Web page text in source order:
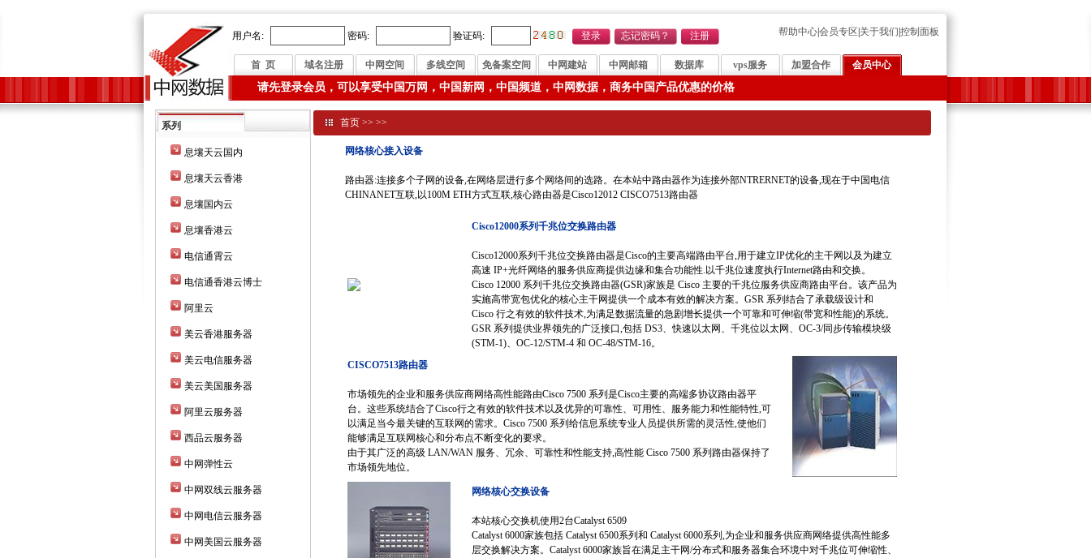
用户名: 密码: 验证码: 帮助中心|会员专区 关于我们 控制面板
首 页 域名注册 中网空间 多线空间 免备案空间 中网建站 中网邮箱 数据库 vps服务 加盟合作 会员中心
请先登录会员，可以享受中国万网，中国新网，中国频道，中网数据，商务中国产品优惠的价格
系列
息壤天云国内
息壤天云香港
息壤国内云
息壤香港云
电信通霄云
电信通香港云博士
阿里云
美云香港服务器
美云电信服务器
美云美国服务器
阿里云服务器
西品云服务器
中网弹性云
中网双线云服务器
中网电信云服务器
中网美国云服务器
首页>> >>
网络核心接入设备
路由器:连接多个子网的设备,在网络层进行多个网络间的选路。在本站中路由器作为连接外部NTRERNET的设备,现在于中国电信
CHINANET互联,以100M ETH方式互联,核心路由器是Cisco12012 CISCO7513路由器
Cisco12000系列千兆位交换路由器
Cisco12000系列千兆位交换路由器是Cisco的主要高端路由平台,用于建立IP优化的主干网以及为建立
高速 IP+光纤网络的服务供应商提供边缘和集合功能性.以千兆位速度执行Internet路由和交换。
Cisco 12000 系列千兆位交换路由器(GSR)家族是 Cisco 主要的千兆位服务供应商路由平台。该产品为
实施高带宽包优化的核心主干网提供一个成本有效的解决方案。GSR 系列结合了承载级设计和
Cisco 行之有效的软件技术,为满足数据流量的急剧增长提供一个可靠和可伸缩(带宽和性能)的系统。
GSR 系列提供业界领先的广泛接口,包括 DS3、快速以太网、千兆位以太网、OC-3/同步传输模块级
(STM-1)、OC-12/STM-4 和 OC-48/STM-16。
CISCO7513路由器
市场领先的企业和服务供应商网络高性能路由Cisco 7500 系列是Cisco主要的高端多协议路由器平
台。这些系统结合了Cisco行之有效的软件技术以及优异的可靠性、可用性、服务能力和性能特性,可
以满足当今最关键的互联网的需求。Cisco 7500 系列给信息系统专业人员提供所需的灵活性,使他们
能够满足互联网核心和分布点不断变化的要求。
由于其广泛的高级 LAN/WAN 服务、冗余、可靠性和性能支持,高性能 Cisco 7500 系列路由器保持了
市场领先地位。
网络核心交换设备
本站核心交换机使用2台Catalyst 6509
Catalyst 6000家族包括 Catalyst 6500系列和 Catalyst 6000系列,为企业和服务供应商网络提供高性能多
层交换解决方案。Catalyst 6000家族旨在满足主干网/分布式和服务器集合环境中对千兆位可伸缩性、